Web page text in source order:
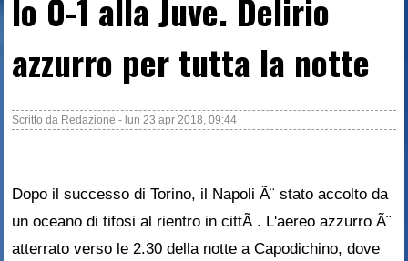
lo 0-1 alla Juve. Delirio
azzurro per tutta la notte
Scritto da Redazione - lun 23 apr 2018, 09:44
Dopo il successo di Torino, il Napoli Ã¨ stato accolto da
un oceano di tifosi al rientro in cittÃ . L'aereo azzurro Ã¨
atterrato verso le 2.30 della notte a Capodichino, dove